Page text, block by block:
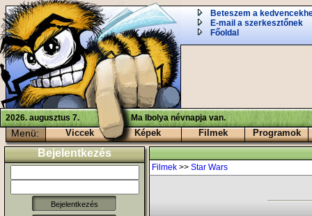
Beteszem a
E-mail a szerkesztőnek
Főoldal
2026. augusztus 7. Ma Ibolya névnapja van.
Menü: Viccek Képek Filmek Programok
Bejelentkezés
Filmek >> Star Wars